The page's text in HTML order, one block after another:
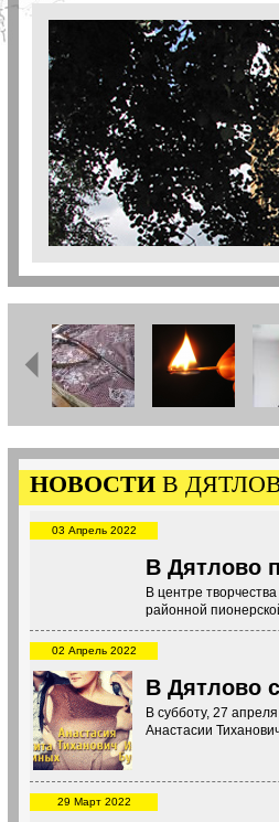
НОВОСТИ В
03 Апрель 2022
В Дятлово
В центре
районной
02 Апрель 2022
В Дятлово
В субботу, 27
Анастасии
29 Март 2022